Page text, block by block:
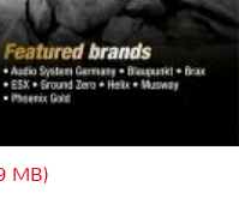
MB)